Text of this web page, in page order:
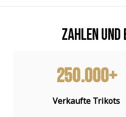
Zahlen
250.000+
Verkaufte Trikots